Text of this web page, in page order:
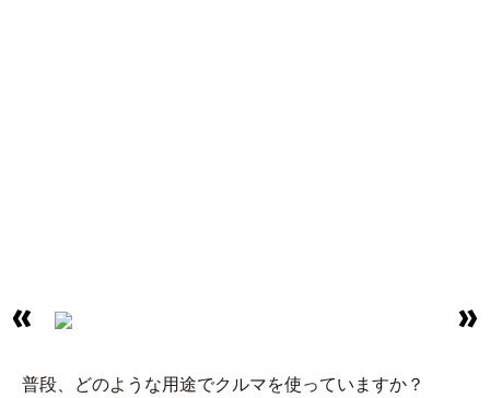
普段、どのような用途でクルマを使っていますか？